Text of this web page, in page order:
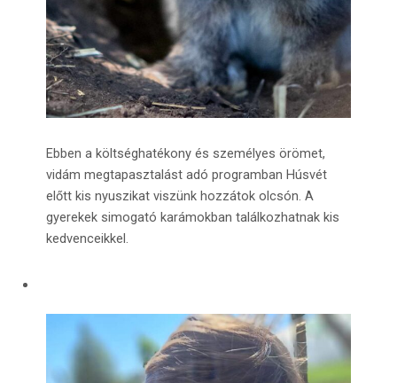
Ebben a költséghatékony és személyes örömet,
vidám megtapasztalást adó programban Húsvét
előtt kis nyuszikat viszünk hozzátok olcsón. A
gyerekek simogató karámokban találkozhatnak kis
kedvenceikkel.